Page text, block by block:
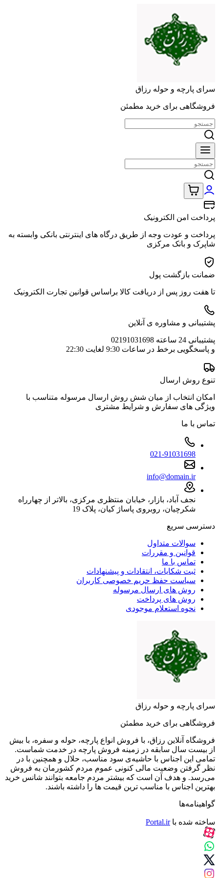
سرای پارچه و حوله رزاق
فروشگاهی برای خرید مطمئن
پرداخت امن الکترونیک
پرداخت و عودت وجه از طریق درگاه های اینترنتی بانکی وابسته به
شاپرک و بانک مرکزی
ضمانت بازگشت پول
تا هفت روز پس از دریافت کالا براساس قوانین تجارت الکترونیک
پشتیبانی و مشاوره ی آنلاین
پشتیبانی 24 ساعته 02191031698
و پاسخگویی برخط در ساعات 9:30 لغایت 22:30
تنوع روش ارسال
امکان انتخاب از میان شش روش ارسال مرسوله متناسب با
ویژگی های سفارش و شرایط مشتری
تماس با ما
021-91031698
info@domain.ir
نجف آباد، بازار، خیابان منتظری مرکزی، بالاتر از چهارراه
شکرچیان، روبروی پاساژ کیان، پلاک 19
دسترسی سریع
سوالات متداول
قوانین و مقررات
تماس با ما
ثبت شکایات، انتقادات و پیشنهادات
سیاست حفظ حریم خصوصی کاربران
روش های ارسال مرسوله
روش های پرداخت
نحوه استعلام موجودی
سرای پارچه و حوله رزاق
فروشگاهی برای خرید مطمئن
فروشگاه آنلاین رزاق، با فروش انواع پارچه، حوله و سفره، با بیش
از بیست سال سابقه در زمینه فروش پارچه در خدمت شماست.
تمامی این اجناس با حاشیه‌ی سود مناسب، حلال و همچنین با در
نظر گرفتن وضعیت مالی کنونی عموم مردم کشورمان به فروش
می‌رسد. و هدف آن است که بیشتر مردم جامعه بتوانند شانس خرید
بهترین اجناس با مناسب ترین قیمت ها را داشته باشند.
گواهینامه‌ها
ساخته شده باPortal.ir